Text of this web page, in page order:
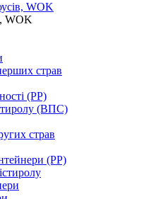
WOK
WOK
страв
(PP)
(ВПС)
страв
(PP)